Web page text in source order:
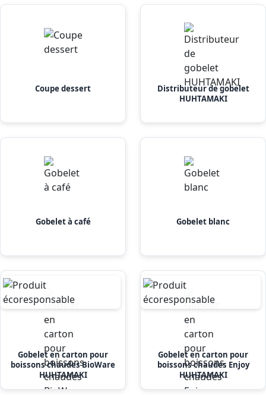
Coupe dessert
Distributeur de gobelet
HUHTAMAKI
Gobelet à café Gobelet blanc
Gobelet en carton pour
boissons chaudes BioWare
HUHTAMAKI
Gobelet en carton pour
boissons chaudes Enjoy
HUHTAMAKI